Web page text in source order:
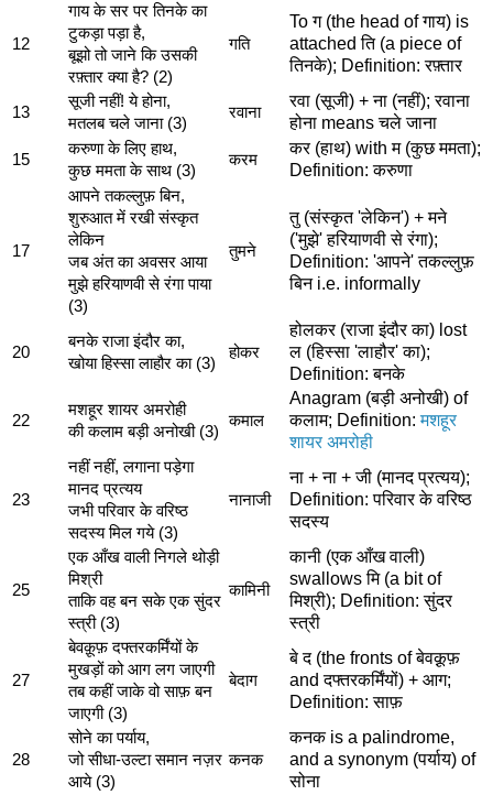
12
गाय के सर पर तिनके का
टुकड़ा पड़ा है,
बूझो तो जाने कि उसकी
रफ़्तार क्या है? (2)
गति
To ग (the head of गाय) is
attached ति (a piece of
तिनके); Definition: रफ़्तार
13
सूजी नहीं! ये होना,
मतलब चले जाना (3)
रवाना
रवा (सूजी) + ना (नहीं); रवाना
होना means चले जाना
15
करुणा के लिए हाथ,
कुछ ममता के साथ (3)
करम
कर (हाथ) with म (कुछ ममता);
Definition: करुणा
17
आपने तकल्लुफ़ बिन,
शुरुआत में रखी संस्कृत
लेकिन
जब अंत का अवसर आया
मुझे हरियाणवी से रंगा पाया
(3)
तुमने
तु (संस्कृत 'लेकिन') + मने
('मुझे' हरियाणवी से रंगा);
Definition: 'आपने' तकल्लुफ़
बिन i.e. informally
20
बनके राजा इंदौर का,
खोया हिस्सा लाहौर का (3)
होकर
होलकर (राजा इंदौर का) lost
ल (हिस्सा 'लाहौर' का);
Definition: बनके
22
मशहूर शायर अमरोही
की कलाम बड़ी अनोखी (3)
कमाल
Anagram (बड़ी अनोखी) of
कलाम; Definition:मशहूर
शायर अमरोही
23
नहीं नहीं, लगाना पड़ेगा
मानद प्रत्यय
जभी परिवार के वरिष्ठ
सदस्य मिल गये (3)
नानाजी
ना + ना + जी (मानद प्रत्यय);
Definition: परिवार के वरिष्ठ
सदस्य
25
एक आँख वाली निगले थोड़ी
मिश्री
ताकि वह बन सके एक सुंदर
स्त्री (3)
कामिनी
कानी (एक आँख वाली)
swallows मि (a bit of
मिश्री); Definition: सुंदर
स्त्री
27
बेवक़ूफ़ दफ्तरकर्मिंयों के
मुखड़ों को आग लग जाएगी
तब कहीं जाके वो साफ़ बन
जाएगी (3)
बेदाग
बे द (the fronts of बेवक़ूफ़
and दफ्तरकर्मिंयों) + आग;
Definition: साफ़
28
सोने का पर्याय,
जो सीधा-उल्टा समान नज़र
आये (3)
कनक
कनक is a palindrome,
and a synonym (पर्याय) of
सोना